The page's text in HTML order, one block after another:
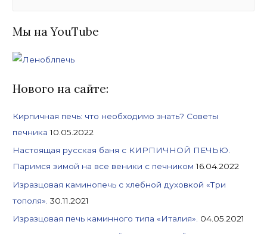
r
c
f
r
:
Мы на YouTube
Нового на сайте:
Кирпичная печь: что необходимо знать? Советы
печника 10.05.2022
Настоящая русская баня с КИРПИЧНОЙ ПЕЧЬЮ.
Паримся зимой на все веники с печником 16.04.2022
Изразцовая каминопечь с хлебной духовкой «Три
тополя». 30.11.2021
Изразцовая печь каминного типа «Италия». 04.05.2021